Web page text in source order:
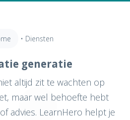
• Diensten
generatie
altijd zit te wachten op
maar wel behoefte hebt
advies. LearnHero helpt je